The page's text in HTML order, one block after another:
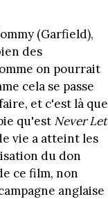
(Garfield),
des
on pourrait
cela se passe
et c'est là que
qu'est Never Let
vie a atteint les
du don
ce film, non
anglaise